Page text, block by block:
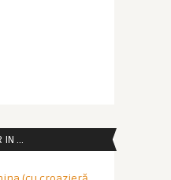
IN …